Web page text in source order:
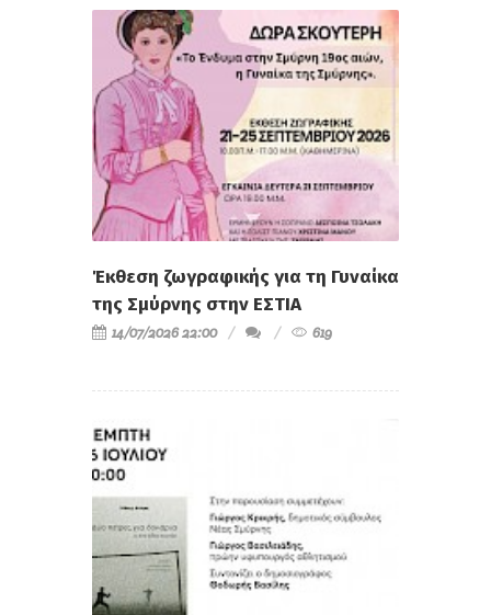
Έκθεση ζωγραφικής για τη Γυναίκα
της Σμύρνης στην ΕΣΤΙΑ
14/07/2026 22:00 619